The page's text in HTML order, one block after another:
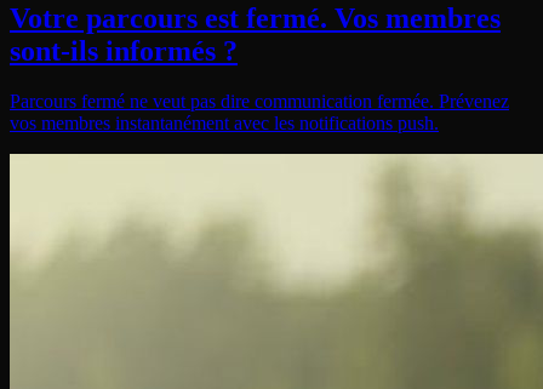
Votre parcours est fermé. Vos membres
sont-ils informés ?
Parcours fermé ne veut pas dire communication fermée. Prévenez
vos membres instantanément avec les notifications push.